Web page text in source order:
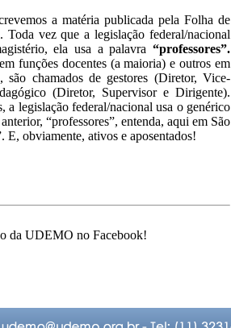
a matéria publicada pela Folha de
vez que a legislação federal/nacional
ela usa a palavra “professores”.
funções docentes (a maioria) e outros em
chamados de gestores (Diretor, Vice-
(Diretor, Supervisor e Dirigente).
a legislação federal/nacional usa o genérico
“professores”, entenda, aqui em São
E, obviamente, ativos e aposentados!
da UDEMO no Facebook!